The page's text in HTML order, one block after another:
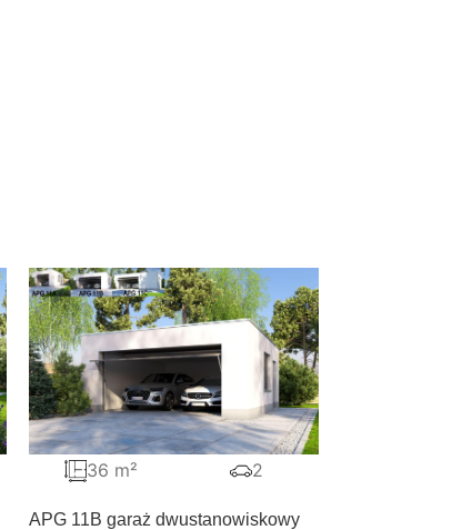
APG 11B garaż dwustanowiskowy
36 m² 2